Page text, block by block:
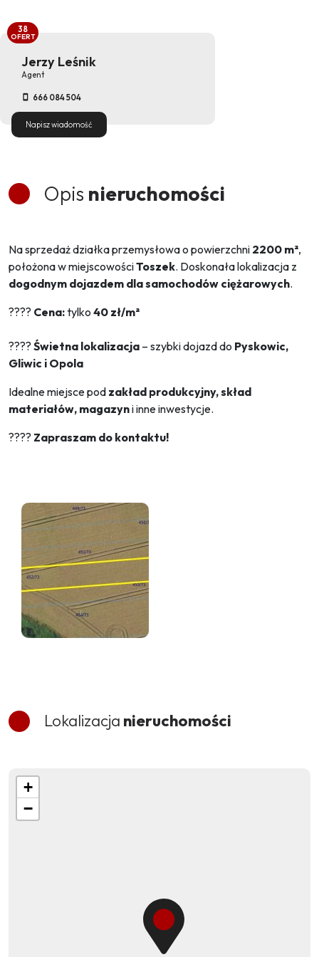
Jerzy Leśnik
Agent
666 084 504
Napisz wiadomość
38
OFERT
Opis nieruchomości
Na sprzedaż działka przemysłowa o powierzchni 2200 m²,
położona w miejscowościToszek. Doskonała lokalizacja z
dogodnym dojazdem dla samochodów ciężarowych.
???? Cena:tylko 40 zł/m²
???? Świetna lokalizacja – szybki dojazd do Pyskowic,
Gliwic i Opola
Idealne miejsce pod zakład produkcyjny, skład
materiałów, magazyni inne inwestycje.
???? Zapraszam do kontaktu!
Lokalizacja nieruchomości
+
−